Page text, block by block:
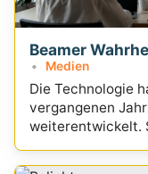
Beamer
Medien
Die Technologie
vergangenen
weiterentwickelt.
die Werbung?